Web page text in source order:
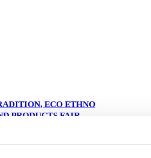
šetalište 30,
ECO ETHNO
PRODUCTS FAIR